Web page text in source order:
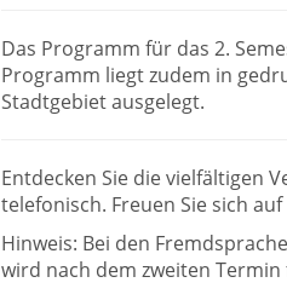
Das Programm für das 2.
Programm liegt zudem in
Stadtgebiet ausgelegt.
Entdecken Sie die vielfältigen
telefonisch. Freuen Sie sich
Hinweis: Bei den
wird nach dem zweiten Termin